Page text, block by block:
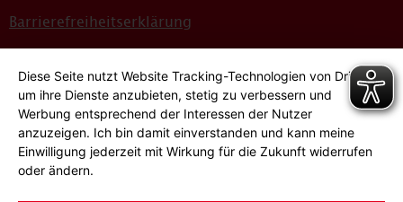
Barrierefreiheitserklärung
Bildnachweise
Hinweisgeber*innensystem
Cookie-Einstellungen
Diese Seite nutzt Website Tracking-Technologien von Dritten,
um ihre Dienste anzubieten, stetig zu verbessern und
Werbung entsprechend der Interessen der Nutzer
anzuzeigen. Ich bin damit einverstanden und kann meine
Einwilligung jederzeit mit Wirkung für die Zukunft widerrufen
oder ändern.